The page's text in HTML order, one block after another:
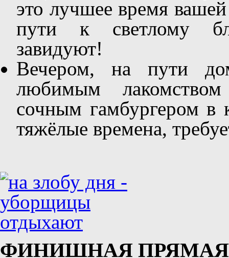
это лучшее время
пути к светлому
завидуют!
Вечером, на пути
любимым
сочным гамбургером
тяжёлые времена,
ФИНИШНАЯ ПРЯМАЯ